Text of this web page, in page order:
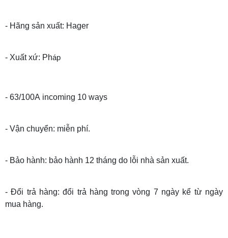
- Hãng sản xuất: Hager
- Xuất xứ: Pháp
- 63/100A incoming 10 ways
- Vận chuyển: miễn phí.
- Bảo hành: bảo hành 12 tháng do lỗi nhà sản xuất.
- Đổi trả hàng: đổi trả hàng trong vòng 7 ngày kể từ ngày
mua hàng.